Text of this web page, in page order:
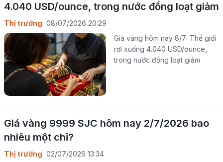
4.040 USD/ounce, trong nước đồng loạt giảm
Thị trường 08/07/2026 20:29
Giá vàng hôm nay 8/7: Thế giới
rơi xuống 4.040 USD/ounce,
trong nước đồng loạt giảm
Giá vàng 9999 SJC hôm nay 2/7/2026 bao
nhiêu một chỉ?
Thị trường 02/07/2026 13:34